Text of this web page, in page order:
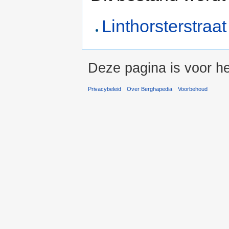
Linthorsterstraat
Deze pagina is voor
Privacybeleid Over Berghapedia Voorbehoud